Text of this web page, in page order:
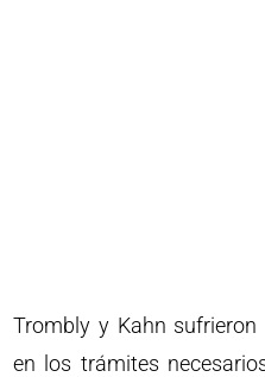
Trombly y Kahn
en los trámites